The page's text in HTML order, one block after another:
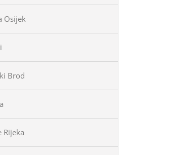
Osijek
Brod
Rijeka